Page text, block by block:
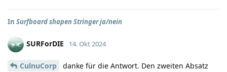
In Surfboard shapen Stringer ja/nein
SURForDIE 14. Okt 2024
CulnuCorp
danke für die Antwort. Den zweiten Absatz